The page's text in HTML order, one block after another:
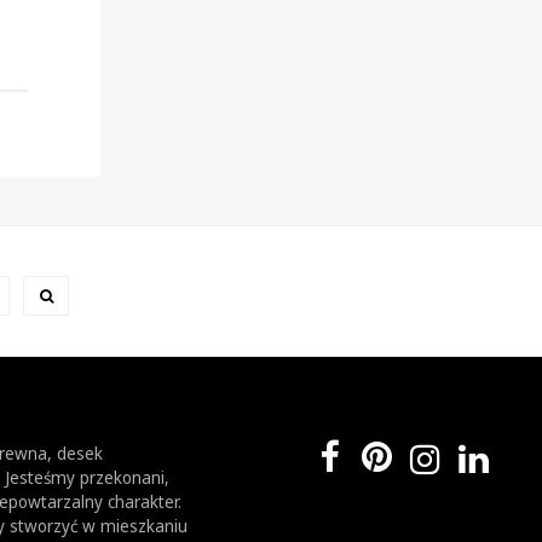
desek
Jesteśmy przekonani,
charakter.
stworzyć w mieszkaniu